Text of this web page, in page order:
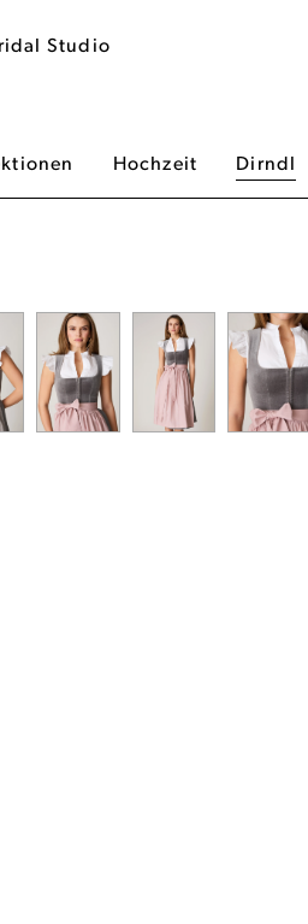
Studio
Hochzeit Dirndl